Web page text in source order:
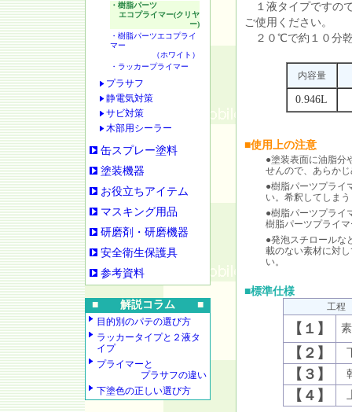
・樹脂パーツ
エコプライマー(クリヤ
ー)
・樹脂パーツエコプライ
マー
（ホワイト）
・ラッカープライマー
プラサフ
静電気対策
サビ対策
木部用シーラー
缶スプレー塗料
塗装機器
お役立ちアイテム
マスキング用品
研磨剤・研磨機器
安全衛生保護具
参考資料
■ 解説コラム ■
目的別のパテの選び方
ラッカータイプと２液タ
イプ
プライマーと
プラサフの違い
下塗色の正しい選び方
１液タイプですの
ご使用ください。
２０℃で約１０分乾
内容量
0.946L
■使用上の注意
●塗装表面に油脂分
せんので、あらか
●樹脂パーツプライ
い。希釈してしま
●樹脂パーツプライ
樹脂パーツプライ
●発泡スチロールな
載のない素材に対
い。
■標準仕様
工程
【１】
【２】
【３】
【４】